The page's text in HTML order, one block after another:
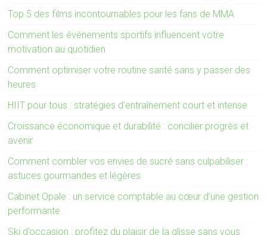
Top 5 des films incontournables pour les fans de MMA
Comment les événements sportifs influencent votre
motivation au quotidien
Comment optimiser votre routine santé sans y passer des
heures
HIIT pour tous : stratégies d’entraînement court et intense
Croissance économique et durabilité : concilier progrès et
avenir
Comment combler vos envies de sucré sans culpabiliser :
astuces gourmandes et légères
Cabinet Opale : un service comptable au cœur d’une gestion
performante
Ski d’occasion : profitez du plaisir de la glisse sans vous